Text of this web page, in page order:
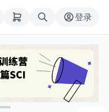
登录